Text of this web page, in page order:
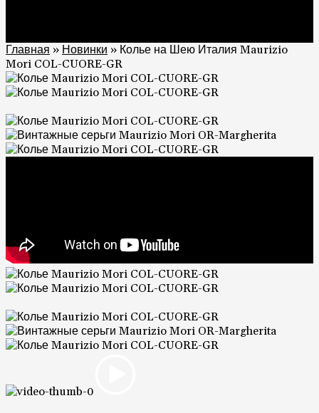
Главная » Новинки » Колье на Шею Италия Maurizio
Mori COL-CUORE-GR